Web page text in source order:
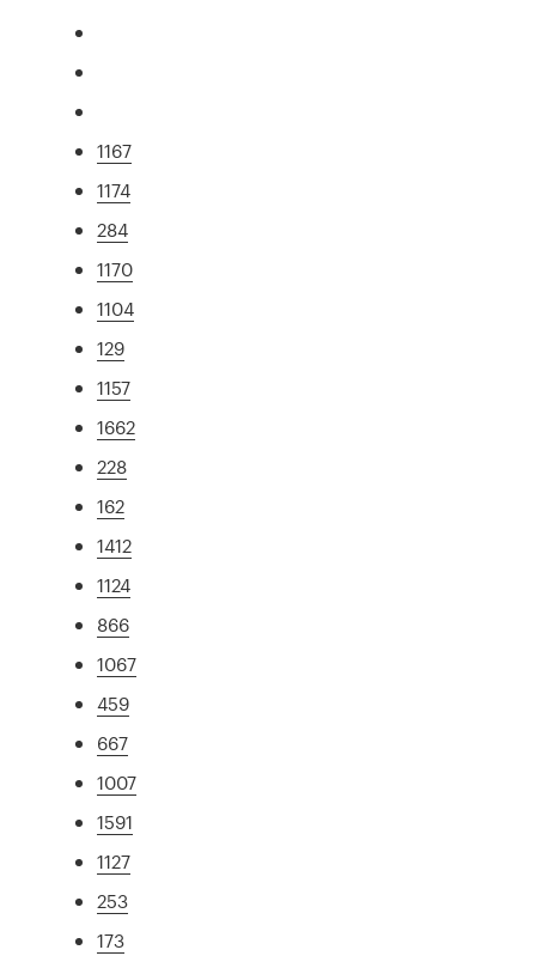
1167
1174
284
1170
1104
129
1157
1662
228
162
1412
1124
866
1067
459
667
1007
1591
1127
253
173